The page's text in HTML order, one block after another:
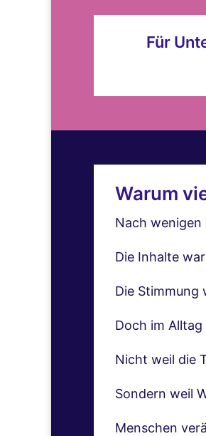
Für
Warum
Nach
Die Inhalte
Die Stimmung
Doch im
Nicht weil die
Sondern weil
Menschen